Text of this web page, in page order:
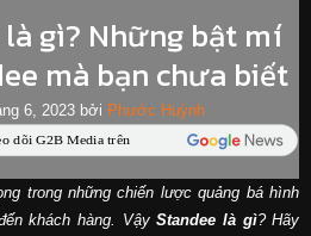
là gì? Những bật mí
mà bạn chưa biết
6, 2023bởi Phước Huỳnh
trong những chiến lược quảng bá hình
khách hàng. VậyStandee là gì? Hãy